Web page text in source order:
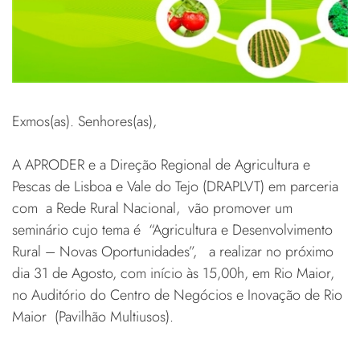
Exmos(as). Senhores(as),
A APRODER e a Direção Regional de Agricultura e
Pescas de Lisboa e Vale do Tejo (DRAPLVT) em parceria
com a Rede Rural Nacional, vão promover um
seminário cujo tema é “Agricultura e Desenvolvimento
Rural – Novas Oportunidades”, a realizar no próximo
dia 31 de Agosto, com início às 15,00h, em Rio Maior,
no Auditório do Centro de Negócios e Inovação de Rio
Maior (Pavilhão Multiusos).